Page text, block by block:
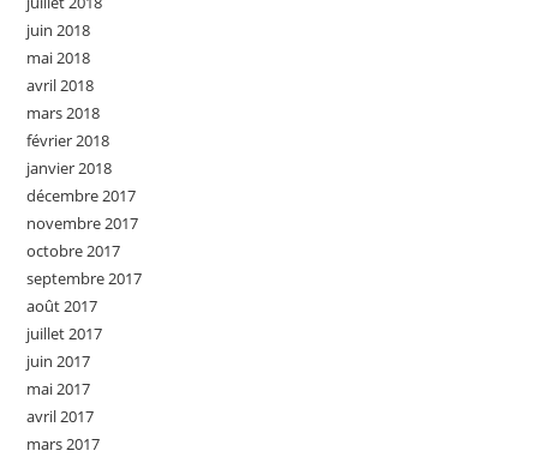
juin 2018
mai 2018
avril 2018
mars 2018
février 2018
janvier 2018
décembre 2017
novembre 2017
octobre 2017
septembre 2017
août 2017
juillet 2017
juin 2017
mai 2017
avril 2017
mars 2017